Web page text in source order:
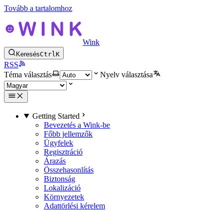
Tovább a tartalomhoz
Wink
KeresésCtrlK
RSS
Téma választás
Nyelv választása
Getting Started
Bevezetés a Wink-be
Főbb jellemzők
Ügyfelek
Regisztráció
Árazás
Összehasonlítás
Biztonság
Lokalizáció
Környezetek
Adattörlési kérelem